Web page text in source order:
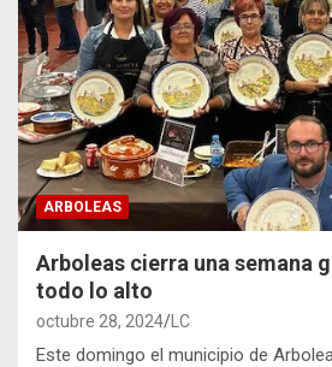
ARBOLEAS
Arboleas cierra una semana
todo lo alto
octubre 28, 2024 LC
Este domingo el municipio de